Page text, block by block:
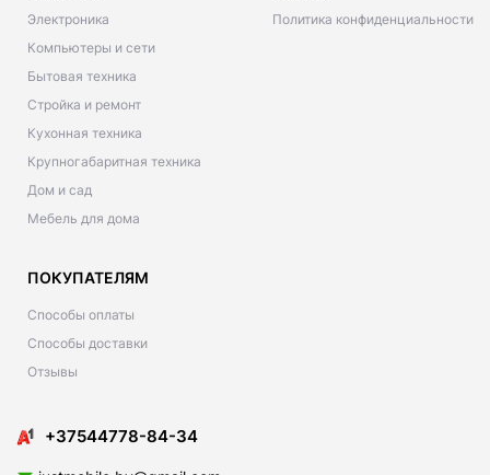
Электроника
Компьютеры и сети
Бытовая техника
Стройка и ремонт
Кухонная техника
Крупногабаритная техника
Дом и сад
Мебель для дома
Политика конфиденциальности
ПОКУПАТЕЛЯМ
Способы оплаты
Способы доставки
Отзывы
+37544778-84-34